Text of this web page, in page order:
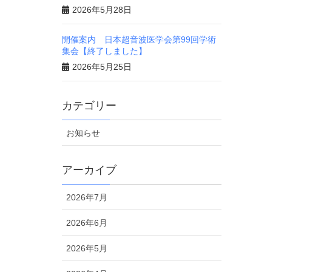
2026年5月28日
開催案内 日本超音波医学会第99回学術
集会【終了しました】
2026年5月25日
カテゴリー
お知らせ
アーカイブ
2026年7月
2026年6月
2026年5月